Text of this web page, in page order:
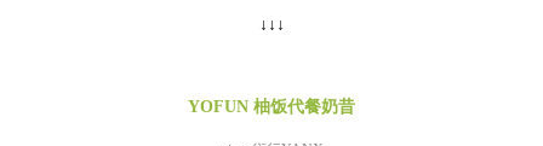
↓↓↓
YOFUN 柚饭代餐奶昔